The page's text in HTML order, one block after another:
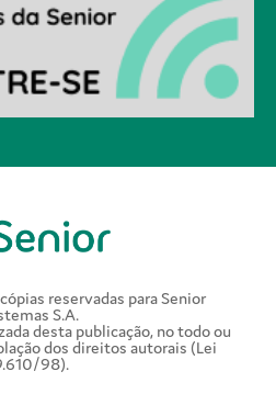
reservadas para Senior
S.A.
desta publicação, no todo ou
dos direitos autorais (Lei
98).